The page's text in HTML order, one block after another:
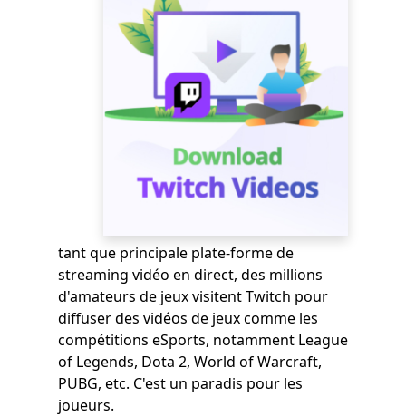
tant que principale plate-forme de
streaming vidéo en direct, des millions
d'amateurs de jeux visitent Twitch pour
diffuser des vidéos de jeux comme les
compétitions eSports, notamment League
of Legends, Dota 2, World of Warcraft,
PUBG, etc. C'est un paradis pour les
joueurs.